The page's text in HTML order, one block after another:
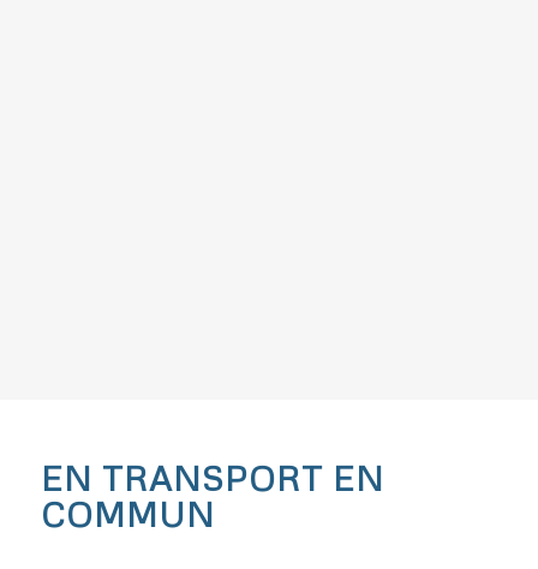
EN TRANSPORT EN
COMMUN